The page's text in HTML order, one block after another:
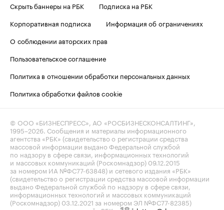
Скрыть баннеры на РБК
Подписка на РБК
Корпоративная подписка
Информация об ограничениях
О соблюдении авторских прав
Пользовательское соглашение
Политика в отношении обработки персональных данных
Политика обработки файлов cookie
© ООО «БИЗНЕСПРЕСС», АО «РОСБИЗНЕСКОНСАЛТИНГ»,
1995–2026. Сообщения и материалы информационного
агентства «РБК» (свидетельство о регистрации средства
массовой информации выдано Федеральной службой
по надзору в сфере связи, информационных технологий
и массовых коммуникаций (Роскомнадзор) 09.12.2015
за номером ИА №ФС77-63848) и сетевого издания «РБК»
(свидетельство о регистрации средства массовой информации
выдано Федеральной службой по надзору в сфере связи,
информационных технологий и массовых коммуникаций
(Роскомнадзор) 03.12.2021 за номером ЭЛ №ФС77-82385)